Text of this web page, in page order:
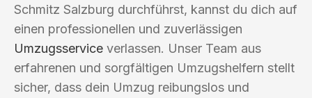
Schmitz Salzburg durchführst, kannst du dich auf
einen professionellen und zuverlässigen
Umzugsservice verlassen. Unser Team aus
erfahrenen und sorgfältigen Umzugshelfern stellt
sicher, dass dein Umzug reibungslos und